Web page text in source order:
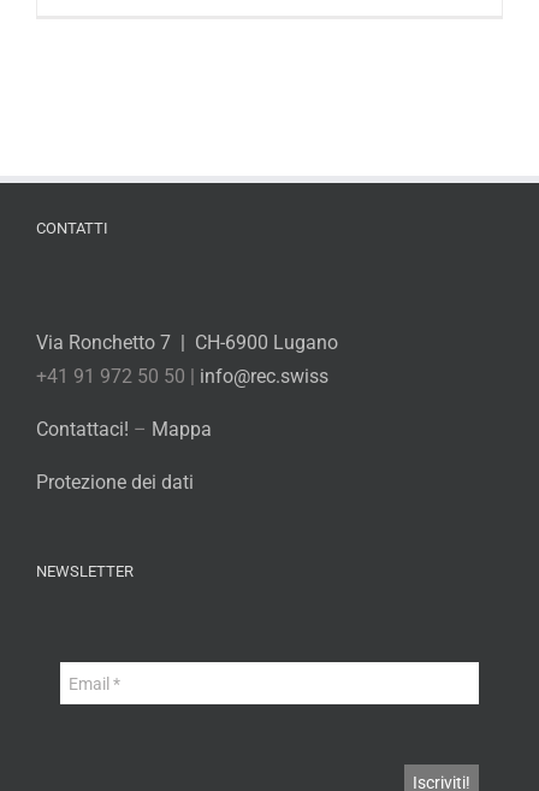
CONTATTI
Via Ronchetto 7 | CH-6900 Lugano
+41 91 972 50 50 | info@rec.swiss
Contattaci! – Mappa
Protezione dei dati
NEWSLETTER